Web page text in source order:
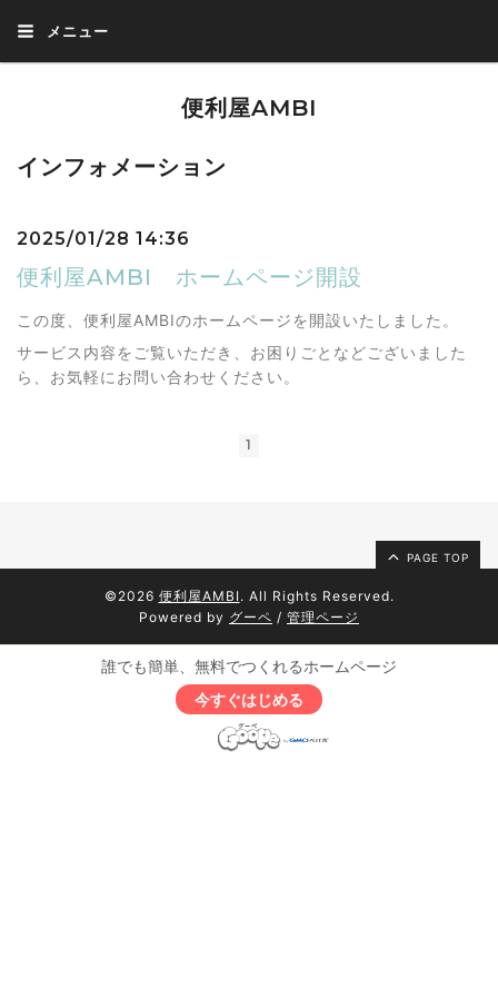
メニュー
便利屋AMBI
インフォメーション
2025/01/28 14:36
便利屋AMBI ホームページ開設
この度、便利屋AMBIのホームページを開設いたしました。
サービス内容をご覧いただき、お困りごとなどございました
ら、お気軽にお問い合わせください。
1
PAGE TOP
©2026 便利屋AMBI . All Rights Reserved.
Powered by グーペ / 管理ページ
誰でも簡単、無料でつくれるホームページ
今すぐはじめる